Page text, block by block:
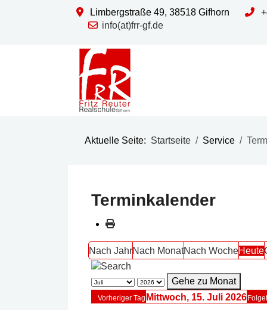
Limbergstraße 49, 38518 Gifhorn
info(at)frr-gf.de
Aktuelle Seite: Startseite Service
Terminkalender
Nach JahrNach MonatNach WocheHeute
Gehe zu Monat
Vorheriger Tag Mittwoch, 15. Juli 2026